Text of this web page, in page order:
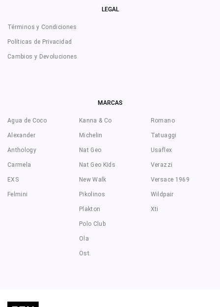
LEGAL
Términos y Condiciones
Políticas de Privacidad
Cambios y Devoluciones
MARCAS
Agua de Coco
Alexander
Anthology
Carmela
EXS
Felmini
Kanna & Co
Michelin
Nat Geo
Nat Geo Kids
New Walk
Pikolinos
Plakton
Polo Club
Ola
Ost.
Romano
Tatuaggi
Usaflex
Verazzi
Versace 1969
Wildpair
Xti